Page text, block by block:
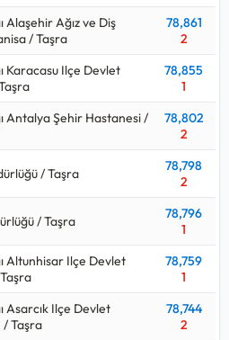
Alaşehir Ağız ve Diş
/ Taşra
78,861
2
Karacasu Ilçe Devlet
78,855
1
Antalya Şehir Hastanesi /
78,802
2
/ Taşra
78,798
2
/ Taşra
78,796
1
Altunhisar Ilçe Devlet
78,759
1
Asarcık Ilçe Devlet
/ Taşra
78,744
2